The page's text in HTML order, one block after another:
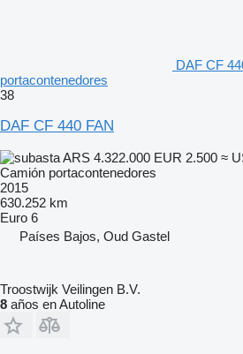
DAF CF
portacontenedores
38
DAF CF 440 FAN
ARS 4.322.000 EUR 2.500 ≈
Camión portacontenedores
2015
630.252 km
Euro 6
Países Bajos, Oud Gastel
Troostwijk Veilingen B.V.
8 años en Autoline